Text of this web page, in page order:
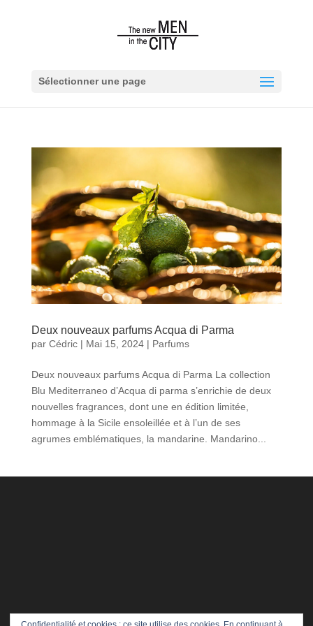
Sélectionner une page
Deux nouveaux parfums Acqua di Parma
par Cédric| Mai 15, 2024| Parfums
Deux nouveaux parfums Acqua di Parma La collection
Blu Mediterraneo d’Acqua di parma s’enrichie de deux
nouvelles fragrances, dont une en édition limitée,
hommage à la Sicile ensoleillée et à l’un de ses
agrumes emblématiques, la mandarine. Mandarino...